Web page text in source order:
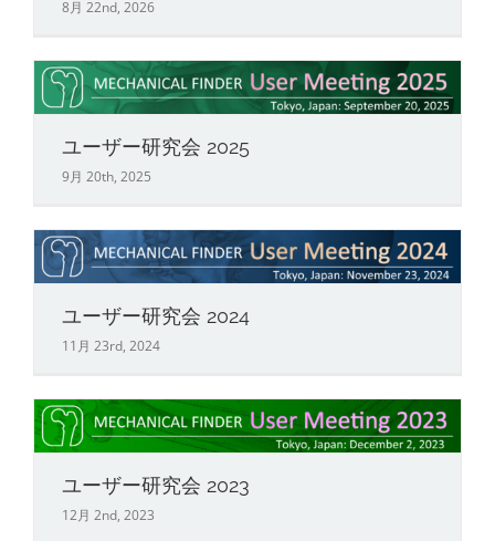
8月 22nd, 2026
ユーザー研究会 2025
9月 20th, 2025
ユーザー研究会 2024
11月 23rd, 2024
ユーザー研究会 2023
12月 2nd, 2023